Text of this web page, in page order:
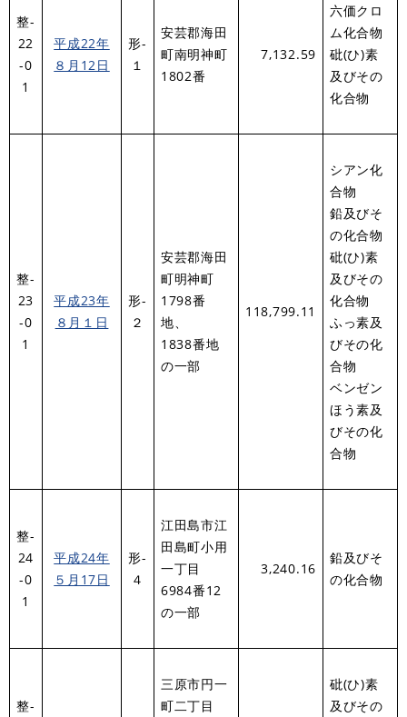
整-
22
-0
1
平成22年
８月12日
形-
１
安芸郡海田
町南明神町
1802番
7,132.59
六価クロ
ム化合物
砒(ひ)素
及びその
化合物
整-
23
-0
1
平成23年
８月１日
形-
２
安芸郡海田
町明神町
1798番
地、
1838番地
の一部
118,799.11
シアン化
合物
鉛及びそ
の化合物
砒(ひ)素
及びその
化合物
ふっ素及
びその化
合物
ベンゼン
ほう素及
びその化
合物
整-
24
-0
1
平成24年
５月17日
形-
４
江田島市江
田島町小用
一丁目
6984番12
の一部
3,240.16
鉛及びそ
の化合物
整-
三原市円一
町二丁目
砒(ひ)素
及びその